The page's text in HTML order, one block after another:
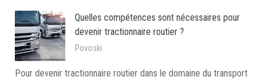
Quelles compétences sont nécessaires pour
devenir tractionnaire routier ?
Povoski
Pour devenir tractionnaire routier dans le domaine du transport